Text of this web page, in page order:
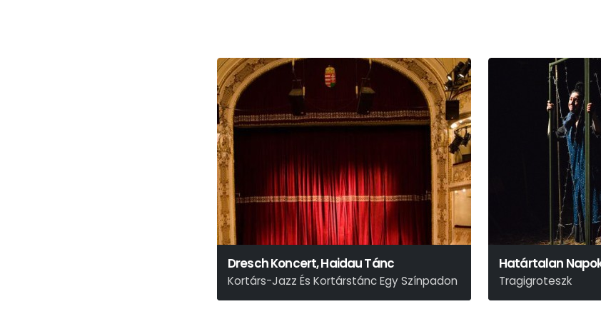
Dresch Koncert, Haidau Tánc
Kortárs-Jazz És Kortárstánc Egy Színpadon
Határtalan
Tragigroteszk
Zelei Miklós